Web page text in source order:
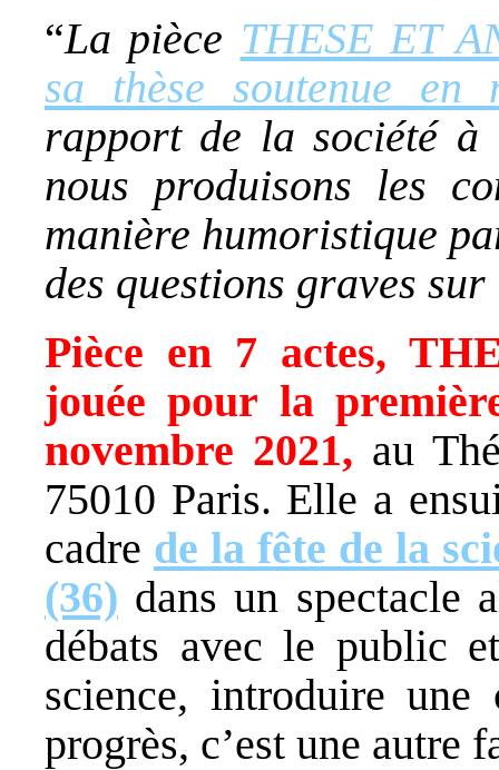
“La pièce THESE ET
sa thèse soutenue en
rapport de la société à
nous produisons les
manière humoristique
des questions graves
Pièce en 7 actes,
jouée pour la
novembre 2021, au
75010 Paris. Elle a
cadre de la fête de la
(36) dans un spectacle
débats avec le public
science, introduire une
progrès, c’est une autre